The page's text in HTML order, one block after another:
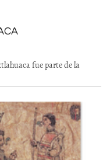
fue parte de la